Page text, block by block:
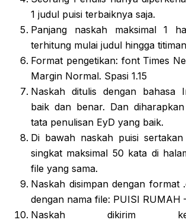
1 judul puisi terbaiknya saja.
Panjang naskah maksimal 1
terhitung mulai judul hingga
Format pengetikan: font Times
Margin Normal. Spasi 1.15
Naskah ditulis dengan bahasa
baik dan benar. Dan
tata penulisan EyD yang baik.
Di bawah naskah puisi
singkat maksimal 50 kata di
file yang sama.
Naskah disimpan dengan format
dengan nama file: PUISI RUMAH
Naskah dikirim